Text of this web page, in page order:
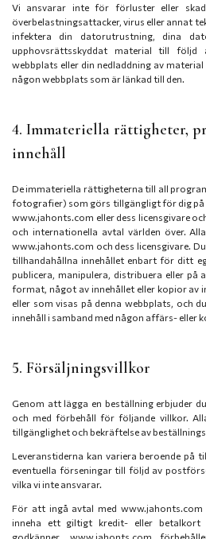
Vi ansvarar inte för förluster eller
överbelastningsattacker, virus eller annat
infektera din datorutrustning, dina
upphovsrättsskyddat material till följd
webbplats eller din nedladdning av
någon webbplats som är länkad till den.
4. Immateriella rättigheter,
innehåll
De immateriella rättigheterna till all
fotografier) som görs tillgängligt för dig på
www.jahonts.com eller dess licensgivare
och internationella avtal världen över.
www.jahonts.com och dess licensgivare.
tillhandahållna innehållet enbart för ditt
publicera, manipulera, distribuera eller
format, något av innehållet eller kopior av
eller som visas på denna webbplats, och
innehåll i samband med någon affärs- eller
5. Försäljningsvillkor
Genom att lägga en beställning erbjuder
och med förbehåll för följande villkor.
tillgänglighet och bekräftelse av
Leveranstiderna kan variera beroende på
eventuella förseningar till följd av
vilka vi inte ansvarar.
För att ingå avtal med
inneha ett giltigt kredit- eller
godkänner. www.jahonts.com